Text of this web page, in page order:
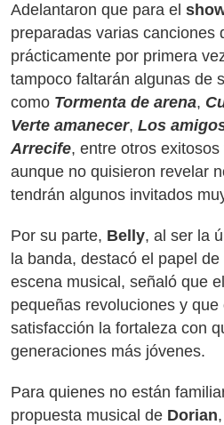
Adelantaron que para el
preparadas varias canciones
prácticamente por primera
tampoco faltarán algunas de
como Tormenta de arena,
Verte amanecer, Los
Arrecife, entre otros
aunque no quisieron revelar
tendrán algunos invitados
Por su parte, Belly, al ser la
la banda, destacó el papel
escena musical, señaló que
pequeñas revoluciones y
satisfacción la fortaleza con
generaciones más jóvenes.
Para quienes no están
propuesta musical de Dorian